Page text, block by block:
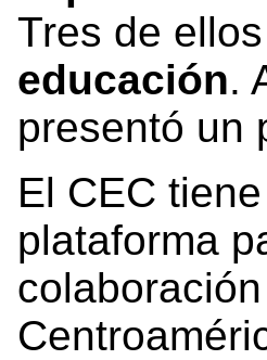
Tres de
educación.
presentó un
El CEC
plataforma